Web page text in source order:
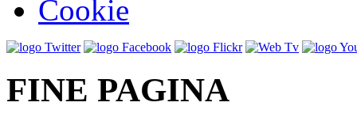
Cookie
FINE PAGINA